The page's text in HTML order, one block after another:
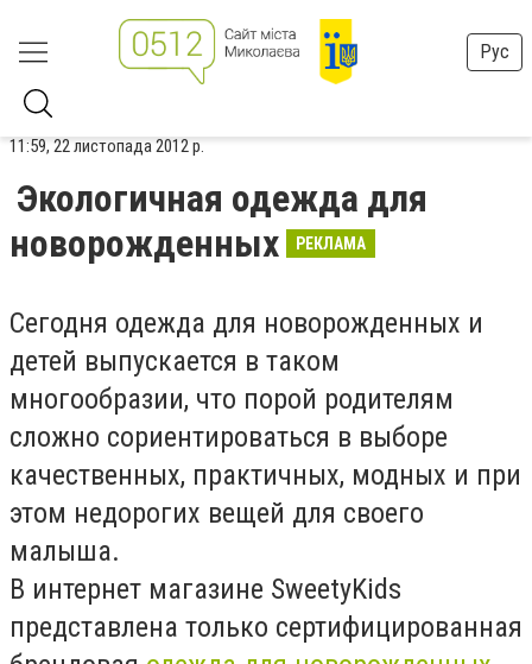
Рус
11:59, 22 листопада 2012 р.
Экологичная одежда для
новорожденных
РЕКЛАМА
Сегодня одежда для новорожденных и
детей выпускается в таком
многообразии, что порой родителям
сложно сориентироваться в выборе
качественных, практичных, модных и при
этом недорогих вещей для своего
малыша.
В интернет магазине SweetyKids
представлена только сертифицированная